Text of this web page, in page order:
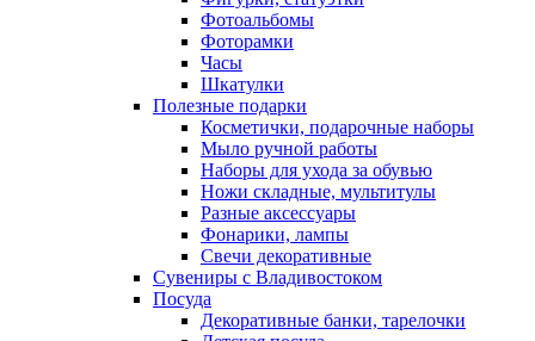
Фотоальбомы
Фоторамки
Часы
Шкатулки
Полезные подарки
Косметички, подарочные наборы
Мыло ручной работы
Наборы для ухода за обувью
Ножи складные, мультитулы
Разные аксессуары
Фонарики, лампы
Свечи декоративные
Сувениры с Владивостоком
Посуда
Декоративные банки, тарелочки